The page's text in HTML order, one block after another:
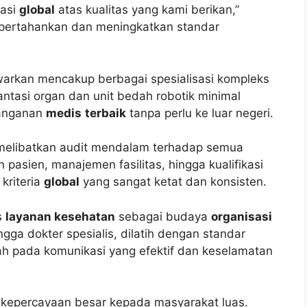
global atas kualitas yang kami berikan,”
dan meningkatkan standar
mencakup berbagai spesialisasi kompleks
organ dan unit bedah robotik minimal
medis terbaik tanpa perlu ke luar negeri.
audit mendalam terhadap semua
pasien, manajemen fasilitas, hingga kualifikasi
global yang sangat ketat dan konsisten.
layanan kesehatan sebagai budaya organisasi
dokter spesialis, dilatih dengan standar
pada komunikasi yang efektif dan keselamatan
besar kepada masyarakat luas.